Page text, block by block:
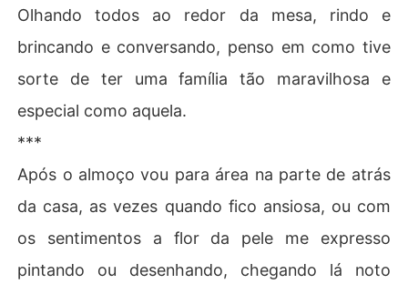
Olhando todos ao redor da mesa, rindo e
brincando e conversando, penso em como tive
sorte de ter uma família tão maravilhosa e
especial como aquela.
***
Após o almoço vou para área na parte de atrás
da casa, as vezes quando fico ansiosa, ou com
os sentimentos a flor da pele me expresso
pintando ou desenhando, chegando lá noto